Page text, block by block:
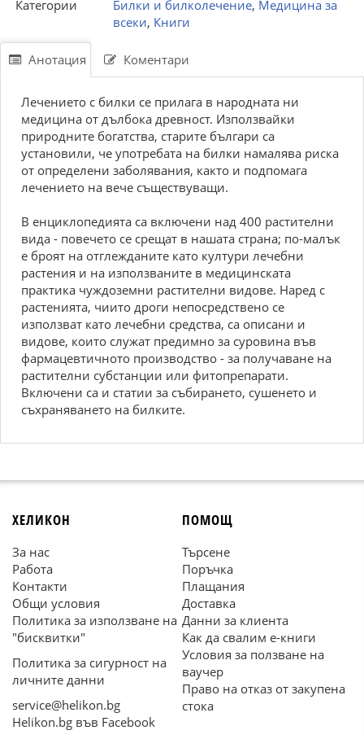
Категории
Билки и билколечение, Медицина за
всеки, Книги
Анотация Коментари
Лечението с билки се прилага в народната ни
медицина от дълбока древност. Използвайки
природните богатства, старите българи са
установили, че употребата на билки намалява риска
от определени заболявания, както и подпомага
лечението на вече съществуващи.
В енциклопедията са включени над 400 растителни
вида - повечето се срещат в нашата страна; по-малък
е броят на отглежданите като култури лечебни
растения и на използваните в медицинската
практика чуждоземни растителни видове. Наред с
растенията, чиито дроги непосредствено се
използват като лечебни средства, са описани и
видове, които служат предимно за суровина във
фармацевтичното производство - за получаване на
растителни субстанции или фитопрепарати.
Включени са и статии за събирането, сушенето и
съхраняването на билките.
ХЕЛИКОН
За нас
Работа
Контакти
Общи условия
Политика за използване на
"бисквитки"
Политика за сигурност на
личните данни
service@helikon.bg
Helikon.bg във Facebook
ПОМОЩ
Търсене
Поръчка
Плащания
Доставка
Данни за клиента
Как да свалим е-книги
Условия за ползване на
ваучер
Право на отказ от закупена
стока